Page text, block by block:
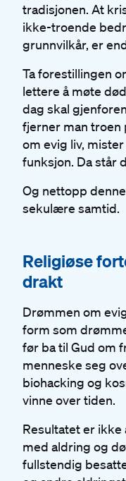
tradisjonen. At
ikke-troende
grunnvilkår, er
Ta forestillingen
lettere å møte
dag skal
fjerner man troen
om evig liv,
funksjon. Da står
Og nettopp
sekulære samtid.
#
Religiøse
drakt
Drømmen om
form som
før ba til Gud om
menneske seg
biohacking og
vinne over tiden.
Resultatet er
med aldring og
fullstendig